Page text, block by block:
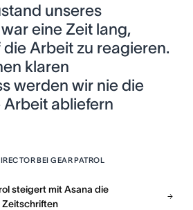
unseres
eine Zeit lang,
die Arbeit zu reagieren.
klaren
werden wir nie die
abliefern
BEI GEAR PATROL
steigert mit Asana die
Zeitschriften